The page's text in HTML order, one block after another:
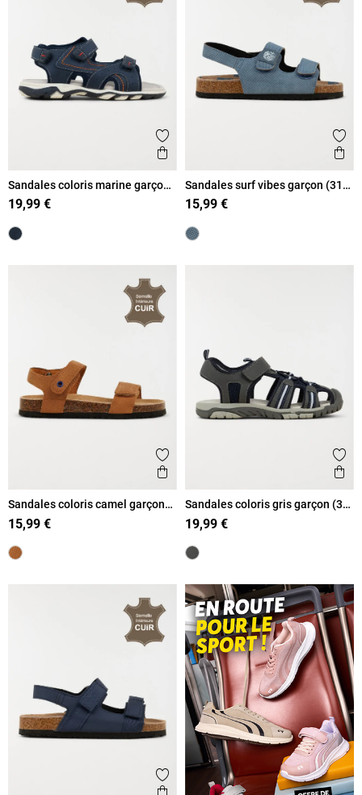
Ajouter aux favoris
Aperçu rapide
Sandales coloris marine garçon
(31-36)
19,99 €
Sandales surf vibes garçon (31-
36)
15,99 €
Ajouter aux favoris
Aperçu rapide
Sandales coloris camel garçon
(31-35)
15,99 €
Sandales coloris gris garçon (31-
36)
19,99 €
Ajouter aux favoris